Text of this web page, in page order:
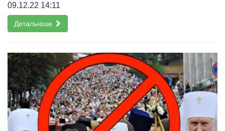
09.12.22 14:11
Детальніше